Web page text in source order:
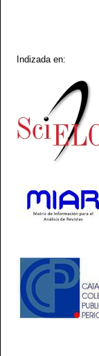
Indizada en: